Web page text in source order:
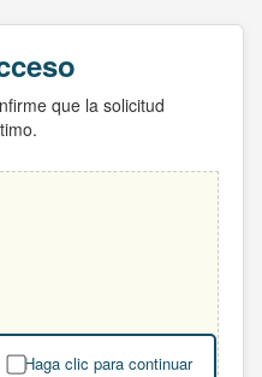
que la solicitud
Haga clic para continuar